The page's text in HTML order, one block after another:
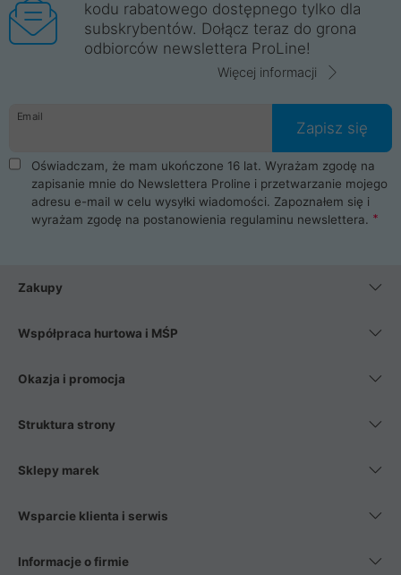
ProLine to polska firma ze 100% polskim kapitałem. Działamy
legalnie i płacimy podatki w naszym kraju! Posiadamy siedzibę
główną w Mirkowie oraz salony na terenie kraju. Cała
komunikacja ze sklepem komputerowym ProLine jest
danych osobowych. Dlatego zakup notebooka albo laptopa w
ProLine to czysta przyjemność i pełne bezpieczeństwo.
Zaopatrzysz się u nas w akcesoria i części komputerowe
takie jak procesory, karty graficzne, płyty główne, pamięci,
dyski SSD, M.2 oraz HDD. Nasi pracownicy pomogą Ci wybrać
najlepszy zasilacz komputerowy oraz obudowę do komputera.
Poza komputerami mamy również najlepsze na rynku
Smartfony takich producentów jak Xiaomi, Apple, Samsung i
wentylatory. Na koniec mając już to wszystko, możesz
kodu rabatowego dostępnego tylko dla
subskrybentów. Dołącz teraz do grona
odbiorców newslettera ProLine!
Więcej informacji
Email
Zapisz się
Oświadczam, że mam ukończone 16 lat. Wyrażam zgodę na
zapisanie mnie do Newslettera Proline i przetwarzanie mojego
adresu e-mail w celu wysyłki wiadomości. Zapoznałem się i
wyrażam zgodę na postanowienia regulaminu newslettera.
Zakupy
Współpraca hurtowa i MŚP
Okazja i promocja
Struktura strony
Sklepy marek
Wsparcie klienta i serwis
Informacje o firmie